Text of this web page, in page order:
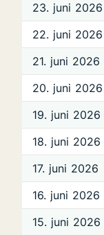
23. juni 2026
22. juni 2026
21. juni 2026
20. juni 2026
19. juni 2026
18. juni 2026
17. juni 2026
16. juni 2026
15. juni 2026